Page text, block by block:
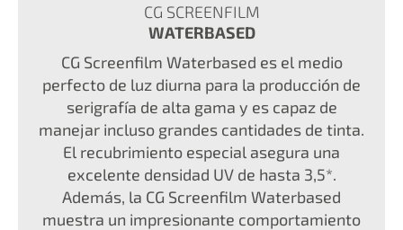
CG SCREENFILM
WATERBASED
CG Screenfilm Waterbased es el medio
perfecto de luz diurna para la producción de
serigrafía de alta gama y es capaz de
manejar incluso grandes cantidades de tinta.
El recubrimiento especial asegura una
excelente densidad UV de hasta 3,5*.
Además, la CG Screenfilm Waterbased
muestra un impresionante comportamiento